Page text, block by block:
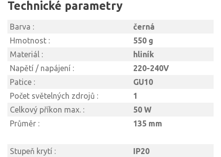
Technické parametry
Barva :
černá
Hmotnost :
550 g
Materiál :
hliník
Napětí / napájení :
220-240V
Patice :
GU10
Počet světelných zdrojů :
1
Celkový příkon max. :
50 W
Průměr :
135 mm
Stupeň krytí :
IP20